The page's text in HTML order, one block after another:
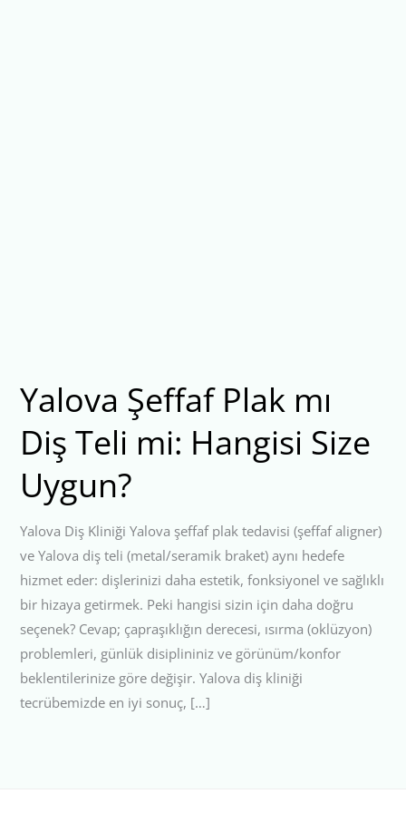
Yalova Şeffaf Plak mı
Diş Teli mi: Hangisi Size
Uygun?
Yalova Diş Kliniği Yalova şeffaf plak tedavisi (şeffaf aligner)
ve Yalova diş teli (metal/seramik braket) aynı hedefe
hizmet eder: dişlerinizi daha estetik, fonksiyonel ve sağlıklı
bir hizaya getirmek. Peki hangisi sizin için daha doğru
seçenek? Cevap; çapraşıklığın derecesi, ısırma (oklüzyon)
problemleri, günlük disiplininiz ve görünüm/konfor
beklentilerinize göre değişir. Yalova diş kliniği
tecrübemizde en iyi sonuç, […]